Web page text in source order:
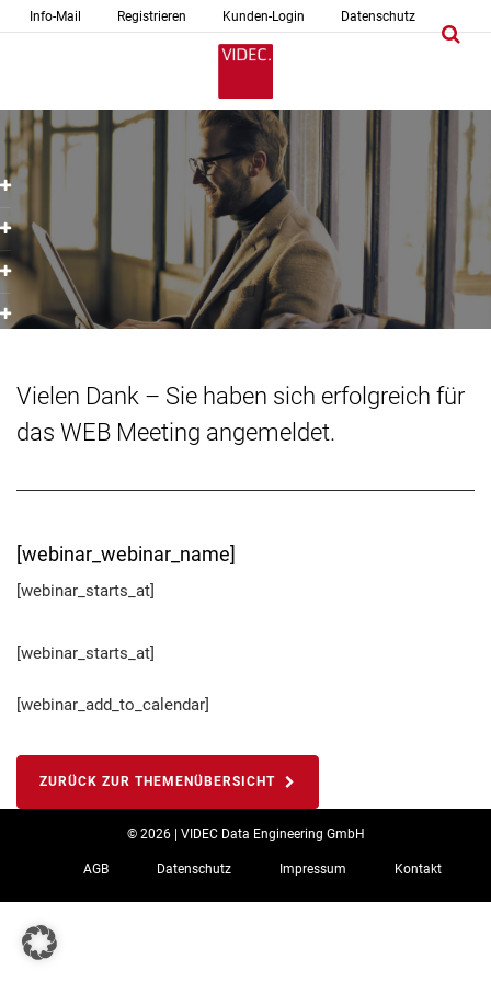
Info-Mail Registrieren Kunden-Login Datenschutz
Vielen Dank – Sie haben sich erfolgreich für
das WEB Meeting angemeldet.
[webinar_webinar_name]
[webinar_starts_at]
[webinar_starts_at]
[webinar_add_to_calendar]
ZURÜCK ZUR THEMENÜBERSICHT
© 2026 | VIDEC Data Engineering GmbH
AGB Datenschutz Impressum Kontakt